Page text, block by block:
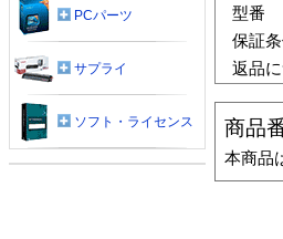
型番
保証
返品
商品
本商品
PCパーツ
サプライ
ソフト・ライセンス